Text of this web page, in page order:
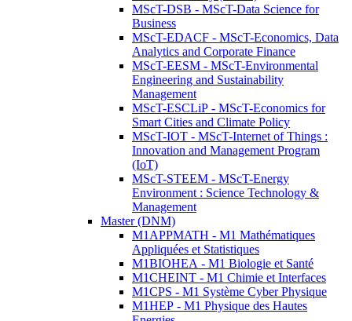
MScT-DSB - MScT-Data Science for
Business
MScT-EDACF - MScT-Economics, Data
Analytics and Corporate Finance
MScT-EESM - MScT-Environmental
Engineering and Sustainability
Management
MScT-ESCLiP - MScT-Economics for
Smart Cities and Climate Policy
MScT-IOT - MScT-Internet of Things :
Innovation and Management Program
(IoT)
MScT-STEEM - MScT-Energy
Environment : Science Technology &
Management
Master (DNM)
M1APPMATH - M1 Mathématiques
Appliquées et Statistiques
M1BIOHEA - M1 Biologie et Santé
M1CHEINT - M1 Chimie et Interfaces
M1CPS - M1 Système Cyber Physique
M1HEP - M1 Physique des Hautes